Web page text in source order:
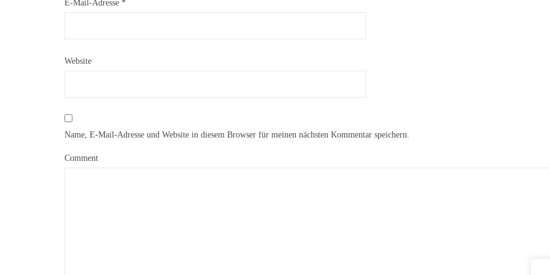
E-Mail-Adresse *
Website
Name, E-Mail-Adresse und Website in diesem Browser für meinen nächsten Kommentar speichern.
Comment